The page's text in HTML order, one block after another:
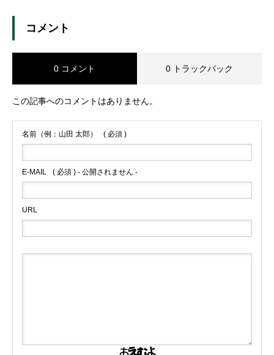
コメント
0 コメント 0 トラックバック
この記事へのコメントはありません。
名前（例：山田 太郎） ( 必須 )
E-MAIL ( 必須 ) - 公開されません -
URL